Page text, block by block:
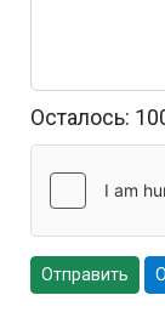
Осталось:
Отправить